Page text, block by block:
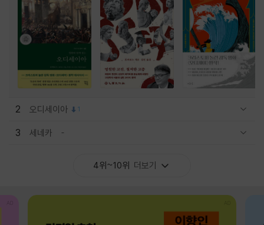
2 오디세이아 1
3 세네카
4위~10위 더보기